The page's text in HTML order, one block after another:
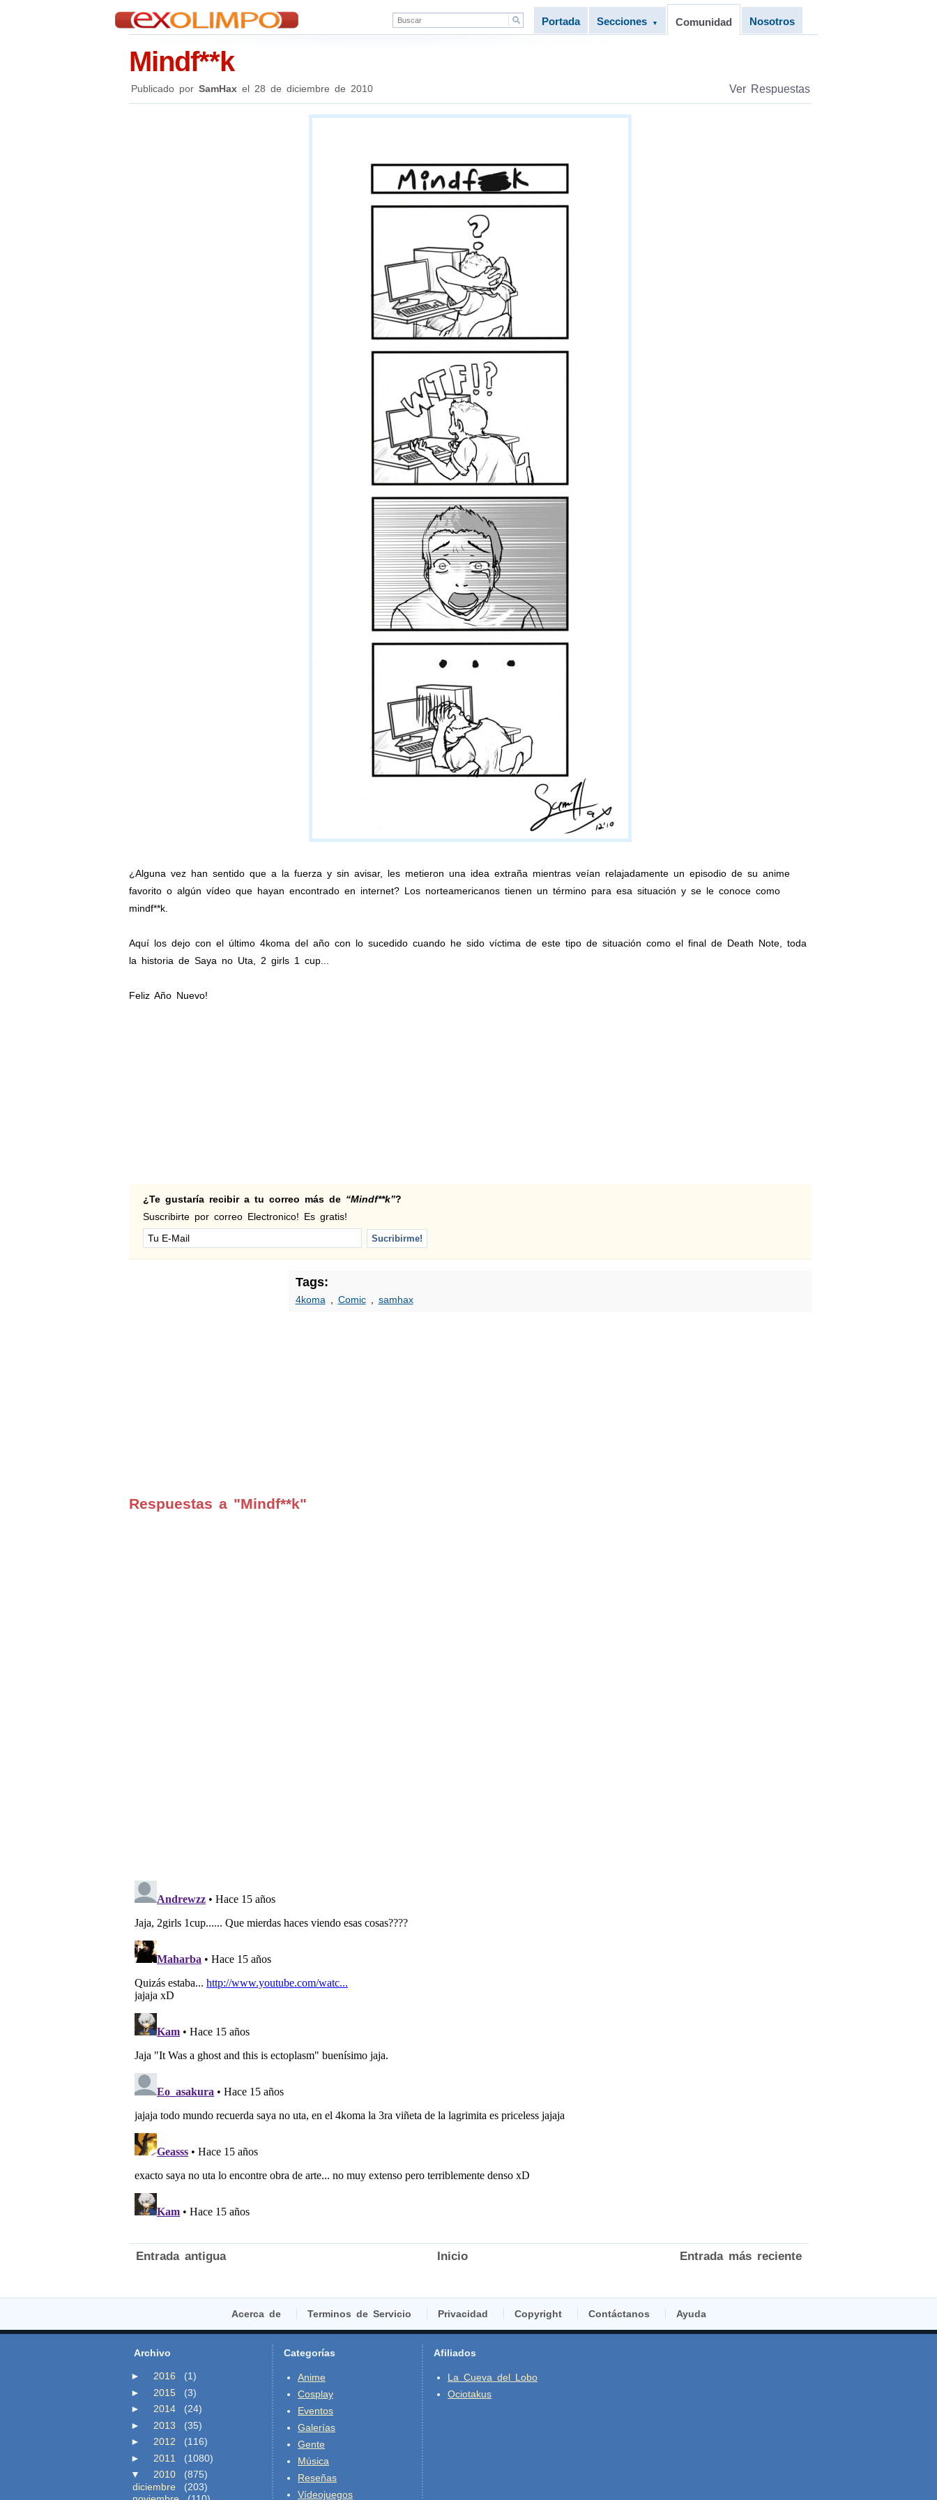
Portada Secciones ▼ Comunidad Nosotros
Mindf**k
Publicado por SamHaxel 28 de diciembre de 2010 Ver Respuestas
¿Alguna vez han sentido que a la fuerza y sin avisar, les metieron una idea extraña mientras veían relajadamente un episodio de su anime
favorito o algún vídeo que hayan encontrado en internet? Los norteamericanos tienen un término para esa situación y se le conoce como
mindf**k.
Aquí los dejo con el último 4koma del año con lo sucedido cuando he sido víctima de este tipo de situación como el final de Death Note, toda
la historia de Saya no Uta, 2 girls 1 cup...
Feliz Año Nuevo!
¿Te gustaría recibir a tu correo más de “Mindf**k”?
Suscribirte por correo Electronico! Es gratis!
Tags:
4koma Comic, samhax
Respuestas a "Mindf**k"
Entrada más reciente
Entrada antigua Inicio
Acerca de Terminos de Servicio Privacidad Copyright Contáctanos Ayuda
Archivo
► 2016
(1)
►
2015
(3)
►
2014
(24)
►
2013
(35)
►
2012
(116)
►
2011
(1080)
▼
2010
(875)
diciembre
(203)
Categorías
Anime
Cosplay
Eventos
Galerías
Gente
Música
Reseñas
Vídeojuegos
Afiliados
La Cueva del Lobo
Ociotakus